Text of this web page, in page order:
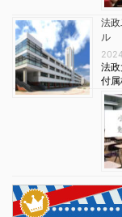
法
ル
法
付